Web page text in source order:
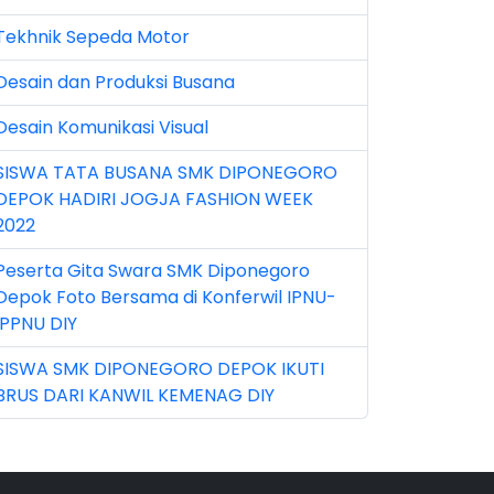
2026 (5)
2023 (8)
2024 (1)
2026 (3)
2026 (16)
2022 (101)
2023 (5)
2025 (15)
2024 (2)
Sepeda Motor
dan Produksi Busana
Komunikasi Visual
TATA BUSANA SMK DIPONEGORO
HADIRI JOGJA FASHION WEEK
Gita Swara SMK Diponegoro
Foto Bersama di Konferwil IPNU-
DIY
SMK DIPONEGORO DEPOK IKUTI
DARI KANWIL KEMENAG DIY